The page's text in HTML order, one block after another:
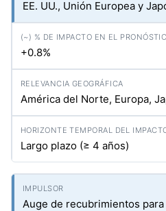
EE. UU., Unión Europea y
+0.8%
América del Norte, Europa,
Largo plazo (≥ 4 años)
Auge de recubrimientos